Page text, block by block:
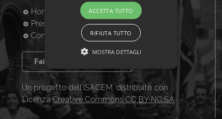
Home
Presentazione
Consulta la banca dati
Fai crescere il progetto
Un progetto dell’ISACEM, distribuito con
LicenzaCreative Commons CC BY NC SA
ACCETTA TUTTO
RIFIUTA TUTTO
MOSTRA DETTAGLI